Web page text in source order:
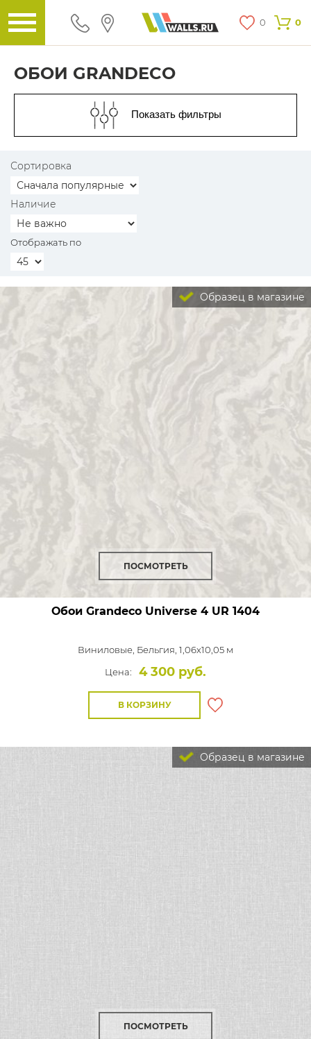
0 0
ОБОИ GRANDECO
Показать фильтры
Сортировка
Наличие
Отображать по
Образец в магазине
ПОСМОТРЕТЬ
Обои Grandeco Universe 4 UR 1404
Виниловые, Бельгия, 1,06x10,05 м
Цена:
4 300 руб.
В КОРЗИНУ
Образец в магазине
ПОСМОТРЕТЬ